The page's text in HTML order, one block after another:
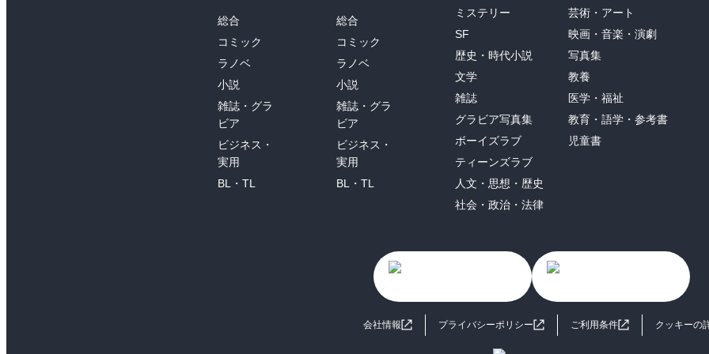
総合
コミック
ラノベ
小説
雑誌・グラ
ビア
ビジネス・
実用
BL・TL
総合
コミック
ラノベ
小説
雑誌・グラ
ビア
ビジネス・
実用
BL・TL
ミステリー
SF
歴史・時代小説
文学
雑誌
グラビア写真集
ボーイズラブ
ティーンズラブ
人文・思想・歴史
社会・政治・法律
芸術・アート
映画・音楽・演劇
写真集
教養
医学・福祉
教育・語学・参考書
児童書
会社情報 プライバシーポリシー ご利用条件 クッキーの